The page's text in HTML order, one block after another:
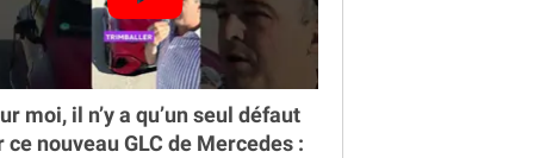
moi, il n’y a qu’un seul défaut
ce nouveau GLC de Mercedes :